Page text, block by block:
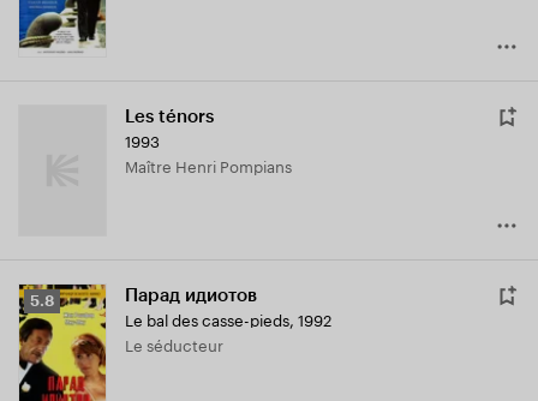
Les ténors
1993
Maître Henri Pompians
Рейтинг
Кинопоиска
5.8
5.8 Парад идиотов
Le bal des casse-pieds, 1992
Le séducteur